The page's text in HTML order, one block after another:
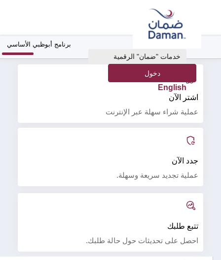
خدمات "ضمان" الرقمية
English
برنامج أبوظبي الأساسي
اشتر الآن
عملية شراء سهلة عبر الإنترنت
جدد الآن
عملية تجديد سريعة وسهلة.
تتبع طلبك
احصل على تحديثات حول حالة طلبك.